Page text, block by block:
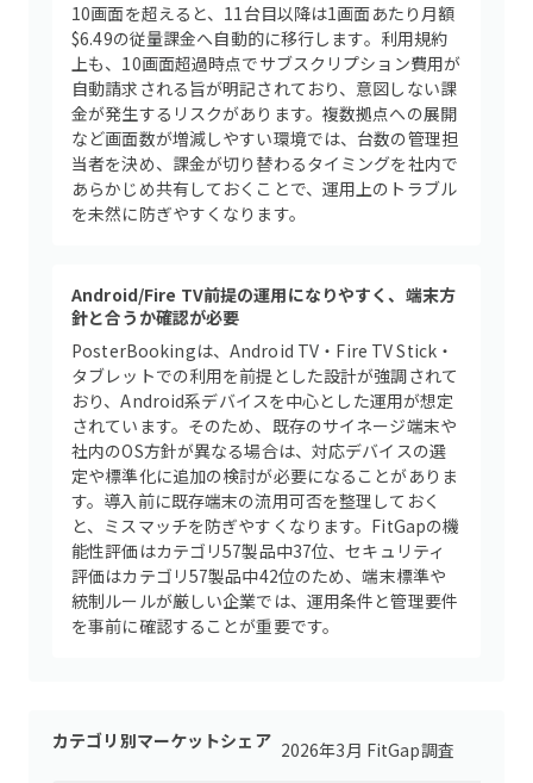
10画面を超えると、11台目以降は1画面あたり月額
$6.49の従量課金へ自動的に移行します。利用規約
上も、10画面超過時点でサブスクリプション費用が
自動請求される旨が明記されており、意図しない課
金が発生するリスクがあります。複数拠点への展開
など画面数が増減しやすい環境では、台数の管理担
当者を決め、課金が切り替わるタイミングを社内で
あらかじめ共有しておくことで、運用上のトラブル
を未然に防ぎやすくなります。
Android/Fire TV前提の運用になりやすく、端末方
針と合うか確認が必要
PosterBookingは、Android TV・Fire TV Stick・
タブレットでの利用を前提とした設計が強調されて
おり、Android系デバイスを中心とした運用が想定
されています。そのため、既存のサイネージ端末や
社内のOS方針が異なる場合は、対応デバイスの選
定や標準化に追加の検討が必要になることがありま
す。導入前に既存端末の流用可否を整理しておく
と、ミスマッチを防ぎやすくなります。FitGapの機
能性評価はカテゴリ57製品中37位、セキュリティ
評価はカテゴリ57製品中42位のため、端末標準や
統制ルールが厳しい企業では、運用条件と管理要件
を事前に確認することが重要です。
カテゴリ別マーケットシェア 2026年3月 FitGap調査